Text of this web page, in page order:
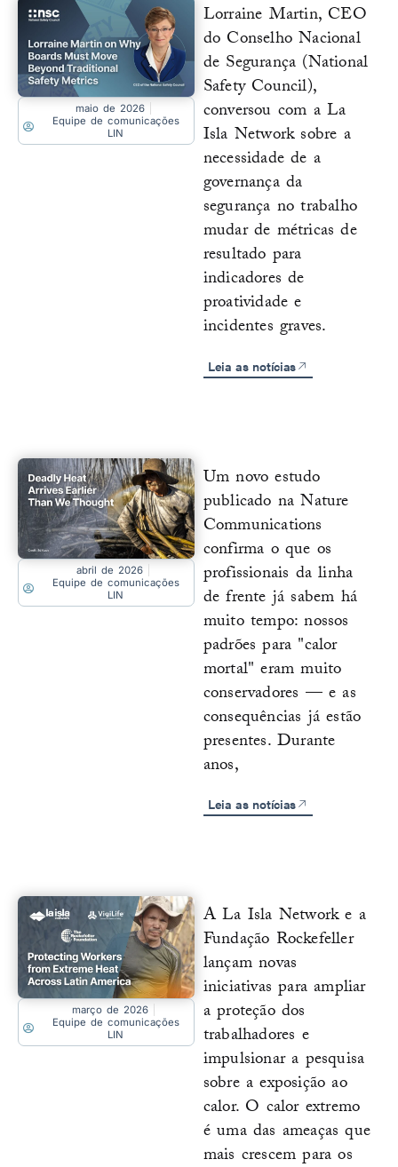
maio de 2026
Equipe de comunicações
LIN
Lorraine Martin, CEO
do Conselho Nacional
de Segurança (National
Safety Council),
conversou com a La
Isla Network sobre a
necessidade de a
governança da
segurança no trabalho
mudar de métricas de
resultado para
indicadores de
proatividade e
incidentes graves.
Leia as notícias
abril de 2026
Equipe de comunicações
LIN
Um novo estudo
publicado na Nature
Communications
confirma o que os
profissionais da linha
de frente já sabem há
muito tempo: nossos
padrões para "calor
mortal" eram muito
conservadores — e as
consequências já estão
presentes. Durante
anos,
Leia as notícias
março de 2026
Equipe de comunicações
LIN
A La Isla Network e a
Fundação Rockefeller
lançam novas
iniciativas para ampliar
a proteção dos
trabalhadores e
impulsionar a pesquisa
sobre a exposição ao
calor. O calor extremo
é uma das ameaças que
mais crescem para os